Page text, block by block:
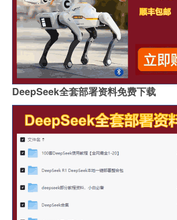
DeepSeek全套部署资料免费下载